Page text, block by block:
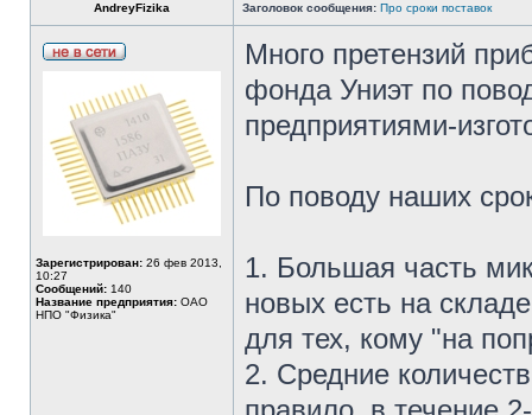
AndreyFizika Заголовок сообщения: Про сроки поставок
Зарегистрирован: 26 фев 2013,
10:27
Сообщений: 140
Название предприятия: ОАО
НПО "Физика"
Много претензий
фонда Униэт по
предприятиями-
По поводу наших
1. Большая часть
новых есть на
для тех, кому "на
2. Средние